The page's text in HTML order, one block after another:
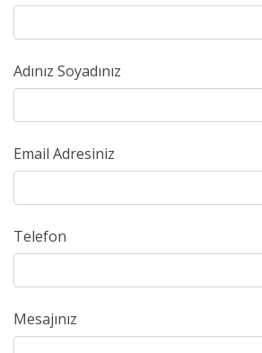
Adınız Soyadınız
Email Adresiniz
Telefon
Mesajınız